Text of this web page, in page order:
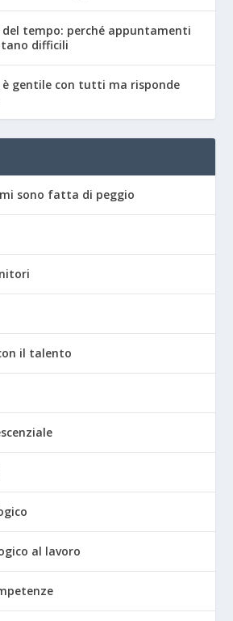
del tempo: perché appuntamenti
difficili
è gentile con tutti ma risponde
sono fatta di peggio
il talento
al lavoro